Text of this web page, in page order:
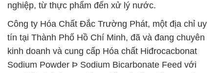
nghiệp, từ thực phẩm đến xử lý nước.
Công ty Hóa Chất Đắc Trường Phát, một địa chỉ uy
tín tại Thành Phố Hồ Chí Minh, đã và đang chuyên
kinh doanh và cung cấp Hóa chất Hiđrocacbonat
Sodium Powder Þ Sodium Bicarbonate Feed với